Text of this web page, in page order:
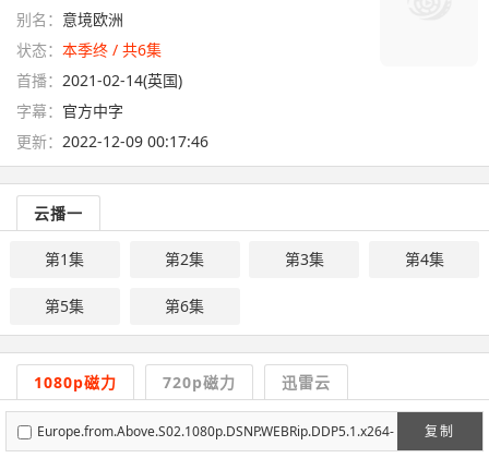
别名： 意境欧洲
状态： 本季终 / 共6集
首播： 2021-02-14(英国)
字幕： 官方中字
更新： 2022-12-09 00:17:46
云播一
第1集 第2集 第3集 第4集
第5集 第6集
1080p磁力 720p磁力 迅雷云
复制
Europe.from.Above.S02.1080p.DSNP.WEBRip.DDP5.1.x264-